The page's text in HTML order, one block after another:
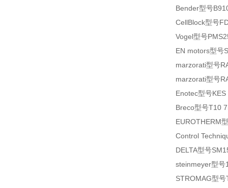
Bender型号
CellBlock型号
Vogel型号
EN motors型号
marzorati型号
marzorati型号
Enotec型号
Breco型号T10
EUROTHERM
Control
DELTA型号
steinmeyer型号
STROMAG型